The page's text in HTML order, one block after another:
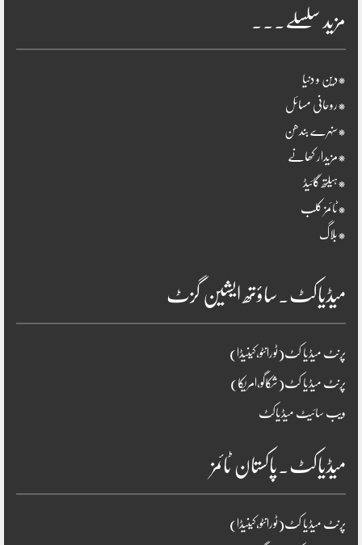
مزید سلسلے۔۔۔
*دین و دنیا
*روحانی مسائل
*سنہرے بندھن
*مزیدار کھانے
*ہیلتھ گائیڈ
*ٹائمز کلب
*بلاگ
میڈیاکٹ۔ساؤتھ ایشین گزٹ
پرنٹ میڈیا کٹ(ٹورانٹو،کینیڈا)
پرنٹ میڈیا کٹ(شکاگو،امریکا)
ویب سائیٹ میڈیاکٹ
میڈیاکٹ۔پاکستان ٹائمز
پرنٹ میڈیا کٹ(ٹورانٹو،کینیڈا)